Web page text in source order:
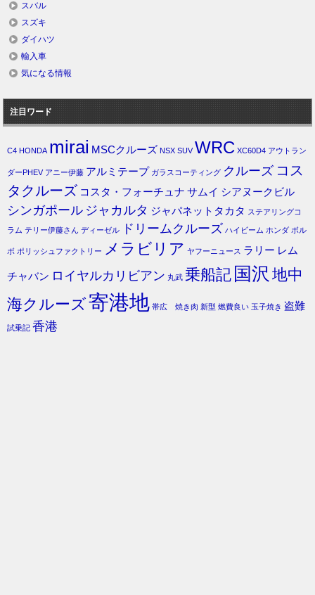
スバル
スズキ
ダイハツ
輸入車
気になる情報
注目ワード
C4 HONDA mirai MSCクルーズ NSX SUV WRC XC60D4 アウトラン
ダーPHEV アニー伊藤 アルミテープ ガラスコーティング クルーズ コス
タクルーズ コスタ・フォーチュナ サムイ シアヌークビル
シンガポール ジャカルタ ジャパネットタカタ ステアリングコ
ラム テリー伊藤さん ディーゼル ドリームクルーズ ハイビーム ホンダ ボル
ボ ポリッシュファクトリー メラビリア ヤフーニュース ラリー レム
チャバン ロイヤルカリビアン 丸武 乗船記 国沢 地中
海クルーズ寄港地 帯広 焼き肉 新型 燃費良い 玉子焼き 盗難
試乗記 香港